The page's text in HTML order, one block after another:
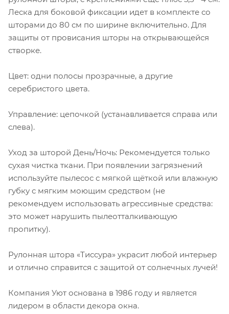
Леска для боковой фиксации идет в комплекте со
шторами до 80 см по ширине включительно. Для
защиты от провисания шторы на открывающейся
створке.
Цвет: одни полосы прозрачные, а другие
серебристого цвета.
Управление: цепочкой (устанавливается справа или
слева).
Уход за шторой День/Ночь: Рекомендуется только
сухая чистка ткани. При появлении загрязнений
используйте пылесос с мягкой щёткой или влажную
губку с мягким моющим средством (не
рекомендуем использовать агрессивные средства:
это может нарушить пылеотталкивающую
пропитку).
Рулонная штора «Тиссура» украсит любой интерьер
и отлично справится с защитой от солнечных лучей!
Компания Уют основана в 1986 году и является
лидером в области декора окна.